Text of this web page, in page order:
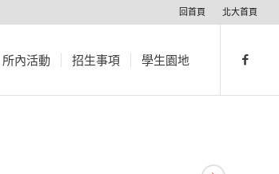
回首頁 北大首頁
所內活動 招生事項 學生園地